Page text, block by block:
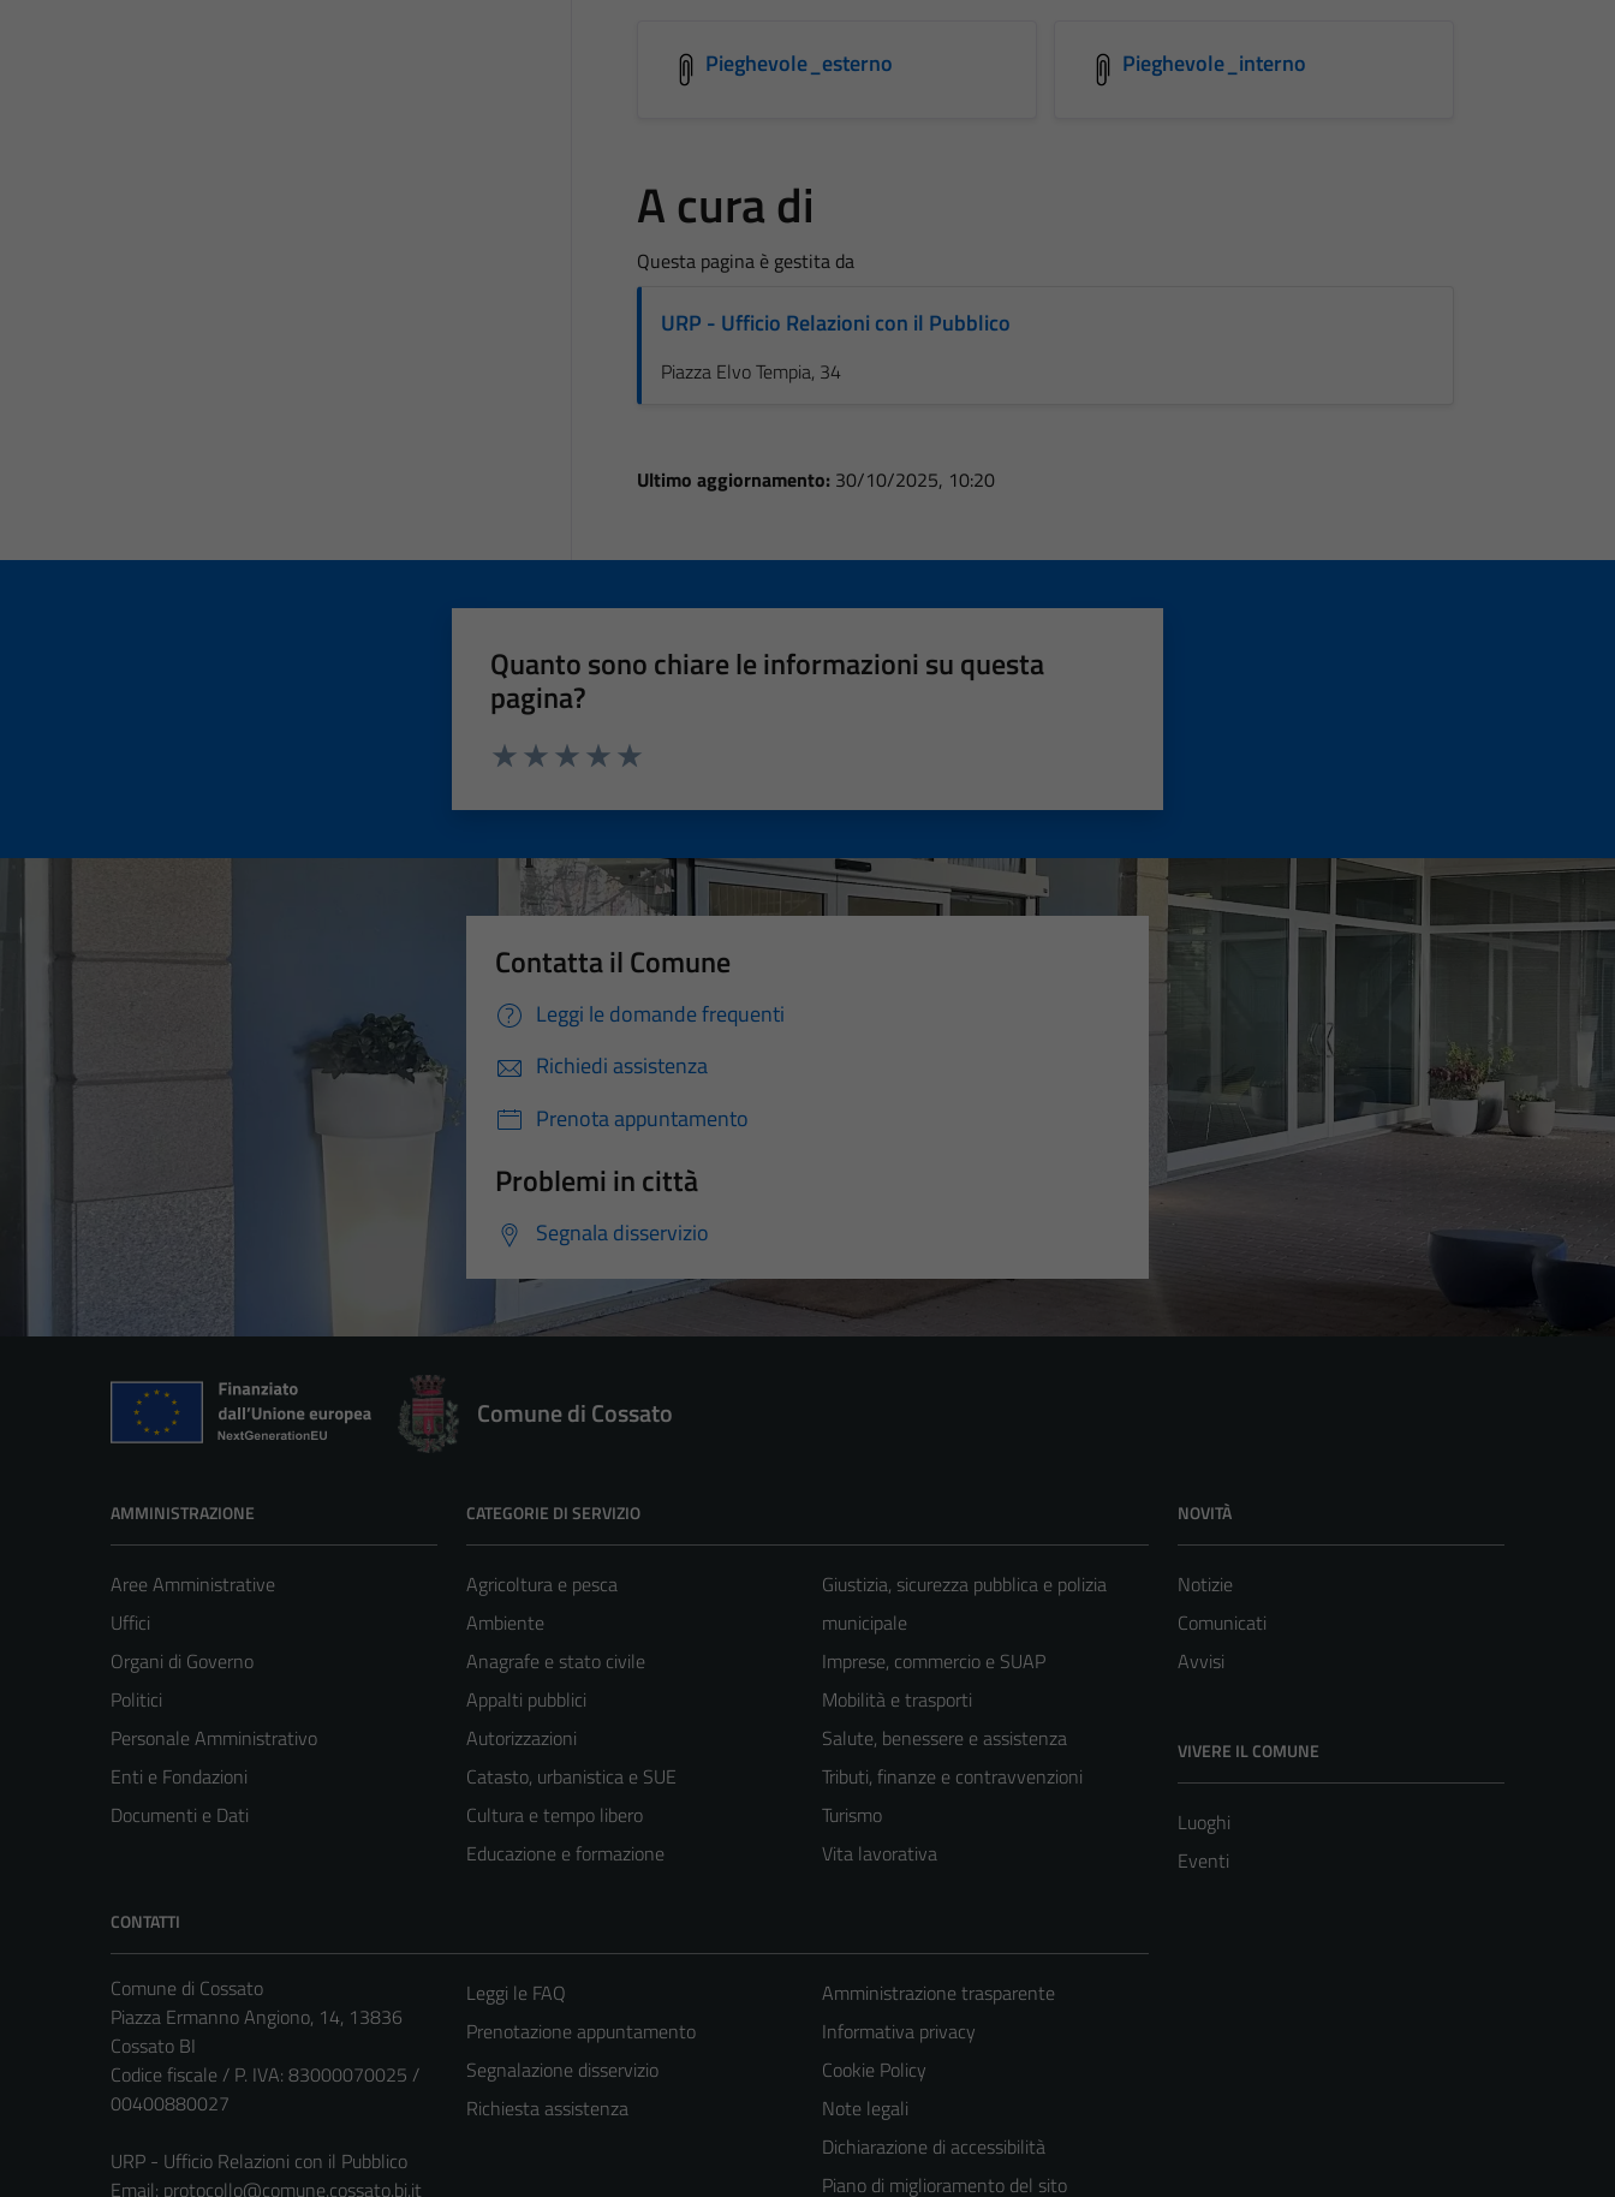
Pieghevole_esterno Pieghevole_interno
A cura di
Questa pagina è gestita da
URP - Ufficio Relazioni con il Pubblico
Piazza Elvo Tempia, 34
Ultimo aggiornamento: 30/10/2025, 10:20
Quanto sono chiare le informazioni su questa
pagina?
Contatta il Comune
Leggi le domande frequenti
Richiedi assistenza
Prenota appuntamento
Problemi in città
Segnala disservizio
Comune di Cossato
AMMINISTRAZIONE
Aree Amministrative
Uffici
Organi di Governo
Politici
Personale Amministrativo
Enti e Fondazioni
Documenti e Dati
CATEGORIE DI SERVIZIO
Agricoltura e pesca
Ambiente
Anagrafe e stato civile
Appalti pubblici
Autorizzazioni
Catasto, urbanistica e SUE
Cultura e tempo libero
Educazione e formazione
Giustizia, sicurezza pubblica e polizia
municipale
Imprese, commercio e SUAP
Mobilità e trasporti
Salute, benessere e assistenza
Tributi, finanze e contravvenzioni
Turismo
Vita lavorativa
NOVITÀ
Notizie
Comunicati
Avvisi
VIVERE IL COMUNE
Luoghi
Eventi
CONTATTI
Comune di Cossato
Piazza Ermanno Angiono, 14, 13836
Cossato BI
Codice fiscale / P. IVA: 83000070025 /
00400880027
URP - Ufficio Relazioni con il Pubblico
Email: protocollo@comune.cossato.bi.it
Leggi le FAQ
Prenotazione appuntamento
Segnalazione disservizio
Richiesta assistenza
Amministrazione trasparente
Informativa privacy
Cookie Policy
Note legali
Dichiarazione di accessibilità
Piano di miglioramento del sito